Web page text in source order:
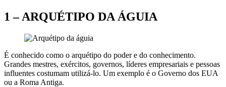
1 –ARQUÉTIPO DA ÁGUIA
É conhecido como o arquétipo do poder e do conhecimento.
Grandes mestres, exércitos, governos, líderes empresariais e pessoas
influentes costumam utilizá-lo. Um exemplo é o Governo dos EUA
ou a Roma Antiga.